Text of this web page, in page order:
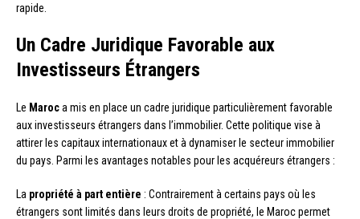
rapide.
Un Cadre Juridique Favorable aux
Investisseurs Étrangers
Le Maroca mis en place un cadre juridique particulièrement favorable
aux investisseurs étrangers dans l’immobilier. Cette politique vise à
attirer les capitaux internationaux et à dynamiser le secteur immobilier
du pays. Parmi les avantages notables pour les acquéreurs étrangers :
La propriété à part entière : Contrairement à certains pays où les
étrangers sont limités dans leurs droits de propriété, le Maroc permet